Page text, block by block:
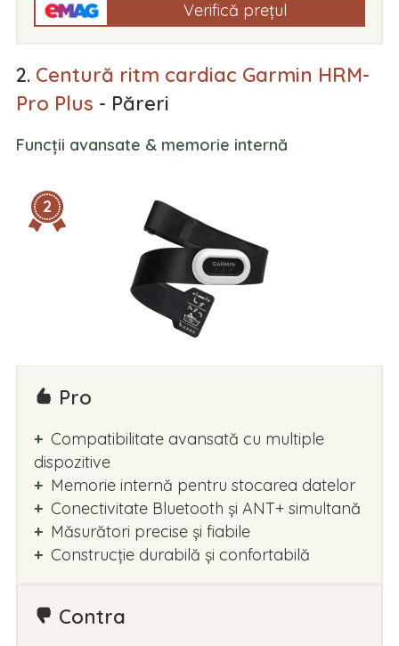
Verifică prețul
2. Centură ritm cardiac Garmin HRM-
Pro Plus - Păreri
Funcții avansate & memorie internă
2
Pro
Compatibilitate avansată cu multiple
dispozitive
Memorie internă pentru stocarea datelor
Conectivitate Bluetooth și ANT+ simultană
Măsurători precise și fiabile
Construcție durabilă și confortabilă
Contra